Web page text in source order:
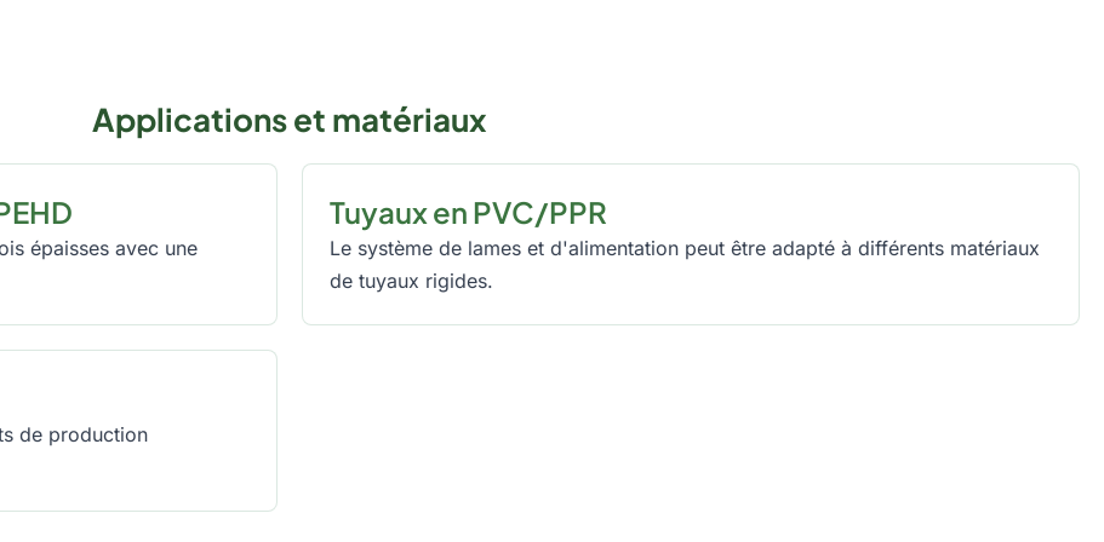
Applications et matériaux
épaisses avec une
Tuyaux en PVC/PPR
Le système de lames et d'alimentation peut être adapté à différents matériaux
de tuyaux rigides.
de production